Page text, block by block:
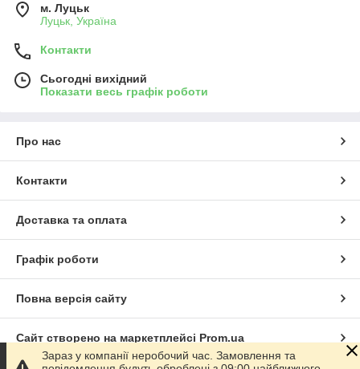
м. Луцьк
Луцьк, Україна
Контакти
Сьогодні вихідний
Показати весь графік роботи
Про нас
Контакти
Доставка та оплата
Графік роботи
Повна версія сайту
Сайт створено на маркетплейсі Prom.ua
Зараз у компанії неробочий час. Замовлення та